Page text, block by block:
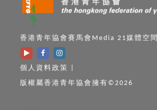
香港青年協會賽馬會Media 21媒體空間
個人資料政策
版權屬香港青年協會擁有©2026